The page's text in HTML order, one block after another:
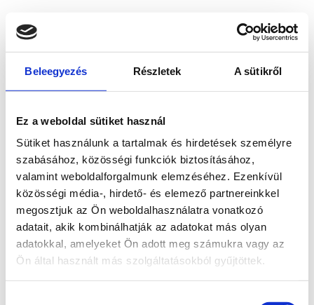
Beleegyezés Részletek A sütikről
Ez a weboldal sütiket használ
Sütiket használunk a tartalmak és hirdetések személyre
szabásához, közösségi funkciók biztosításához,
valamint weboldalforgalmunk elemzéséhez. Ezenkívül
közösségi média-, hirdető- és elemező partnereinkkel
megosztjuk az Ön weboldalhasználatra vonatkozó
adatait, akik kombinálhatják az adatokat más olyan
adatokkal, amelyeket Ön adott meg számukra vagy az
Ön által használt más szolgáltatásokból gyűjtöttek.